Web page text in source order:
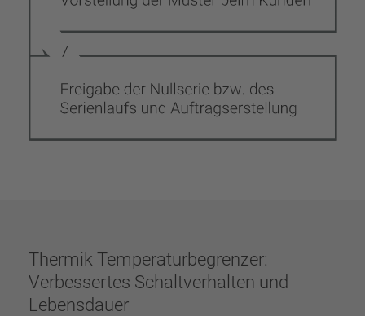
Thermik Temperaturbegrenzer:
Verbessertes Schaltverhalten und
Lebensdauer